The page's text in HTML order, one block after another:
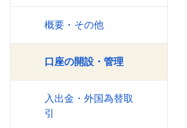
概要・その他
口座の開設・管理
入出金・外国為替取
引